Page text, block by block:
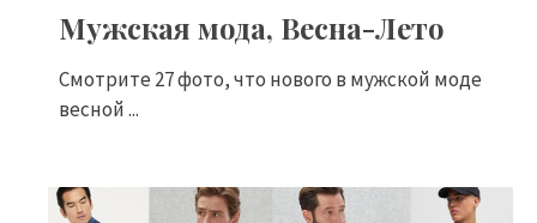
Мужская мода, Весна-Лето
Смотрите 27 фото, что нового в мужской моде
весной ...